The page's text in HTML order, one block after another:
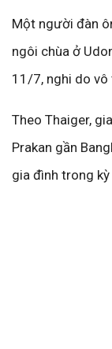
Một người đàn
ngôi chùa ở
11/7, nghi do vô
Theo Thaiger,
Prakan gần
gia đình trong